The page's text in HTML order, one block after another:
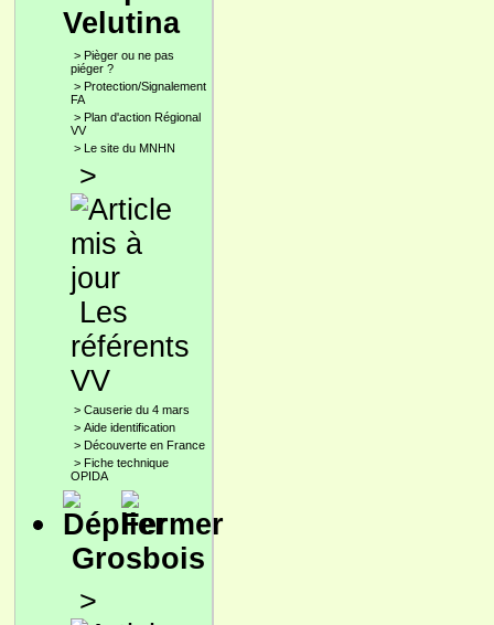
Velutina
> Pièger ou ne pas
piéger ?
> Protection/Signalement
FA
> Plan d'action Régional
VV
> Le site du MNHN
>
Les
référents
VV
> Causerie du 4 mars
> Aide identification
> Découverte en France
> Fiche technique
OPIDA
Grosbois
>